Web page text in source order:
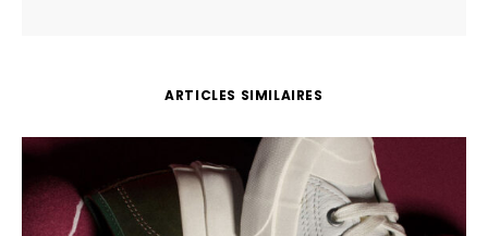
ARTICLES SIMILAIRES